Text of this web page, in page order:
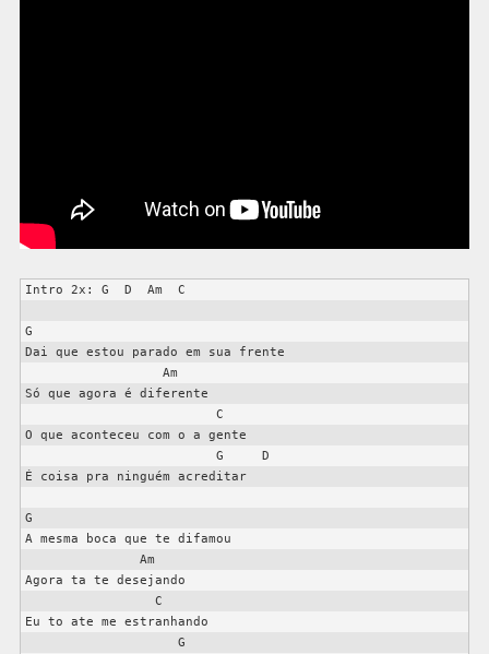
Intro 2x: G  D  Am  C
G
Dai que estou parado em sua frente
Só que agora é diferente
O que aconteceu com o a gente
É coisa pra ninguém acreditar
G
A mesma boca que te difamou
Agora ta te desejando
Eu to ate me estranhando